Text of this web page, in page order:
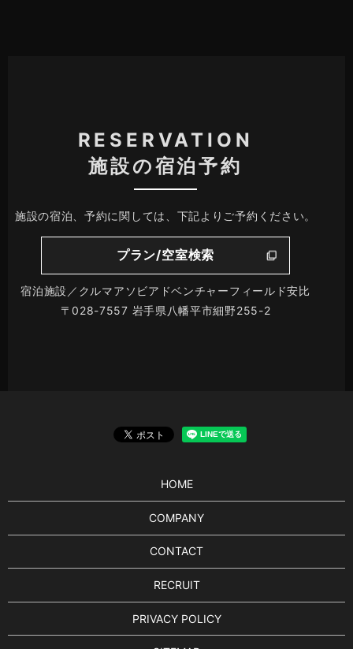
RESERVATION
施設の宿泊予約
施設の宿泊、予約に関しては、下記よりご予約ください。
プラン/空室検索
宿泊施設／クルマアソビアドベンチャーフィールド安比
〒028-7557 岩手県八幡平市細野255-2
HOME
COMPANY
CONTACT
RECRUIT
PRIVACY POLICY